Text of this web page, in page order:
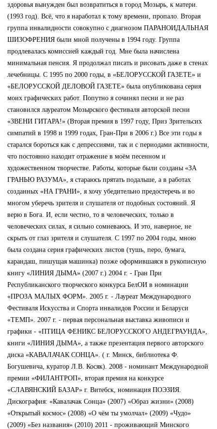
здоровья вынужден был возвратиться в город Мозырь, к матери.
(1993 год). Всё, что я наработал к тому времени, пропало. Вторая
группа инвалидности совокупно с диагнозом ПАРАНОИДАЛЬНАЯ
ШИЗОФРЕНИЯ были мной получены в 1994 году. Группа
продлевалась комиссией каждый год. Мне была начислена
минимальная пенсия. Я продолжал писать и рисовать даже в стенах
лечебницы. С 1995 по 2000 годы, в «БЕЛОРУССКОЙ ГАЗЕТЕ» и
«БЕЛОРУССКОЙ ДЕЛОВОЙ ГАЗЕТЕ» была опубликована серия
моих графических работ. Попутно я сочинял песни и не раз
становился лауреатом Мозырского фестиваля авторской песни
«ЗВЕНИ ГИТАРА!» (Вторая премия в 1997 году, Приз Зрительсих
симпатий в 1998 и 1999 годах, Гран-При в 2006 г.) Все эти годы я
старался бороться как с депрессиями, так и с периодами активности,
что постоянно находит отражение в моём песенном и
художественном творчестве. Работы, которые были созданы «ЗА
ГРАНЬЮ РАЗУМА», я стараюсь прятать подальше, а в работах
созданных «НА ГРАНИ», я хочу убедительно предостеречь и во
многом уберечь зрителя и слушателя от подобных состояний. Я
верю в Бога. И, если честно, то в человеческих, только в
человеческих силах, я сильно сомневаюсь. И это, наверное, не
скрыть от глаз зрителя и слушателя. С 1997 по 2004 годы, мною
была создана серия графических листов (тушь, перо, бумага,
карандаш, пишущая машинка) позже оформившаяся в рукописную
книгу «ЛИНИЯ ДЫМА» (2007 г.) 2004 г. - Гран При
Республиканского творческого конкурса БелОИ в номинации
«ПРОЗА МАЛЫХ ФОРМ». 2005 г. - Лауреат Международного
Фестиваля Искусства и Спорта инвалидов России и Беларуси
«ТЕМП». 2007 г. - первая персональная выставка живописи и
графики - «ПТИЦА ФЕНИКС БЕЛОРУССКОГО АНДЕГРАУНДА»,
книги «ЛИНИЯ ДЫМА», а также презентация первого авторского
диска «КАВАЛАЧАК СОНЦА». ( г. Минск, библиотека Ф.
Богушевича, куратор Л.В. Косяк). 2008 - номинант Международной
премии «ФИЛАНТРОП», вторая премия на конкурсе
«СЛАВЯНСКИЙ БАЗАР» г. Витебск, номинация ПОЭЗИЯ.
Дискография: «Кавалачак Сонца» (2007) «Образ жизни» (2008)
«Открытый космос» (2008) «О чём ты умолчал» (2009) «Чудо»
(2009) «Без названия» (2010) 2011 - проживающий Минского